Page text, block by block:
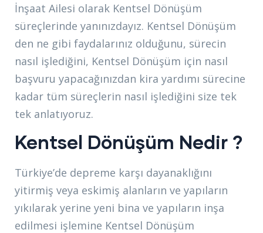
İnşaat Ailesi olarak Kentsel Dönüşüm
süreçlerinde yanınızdayız. Kentsel Dönüşüm
den ne gibi faydalarınız olduğunu, sürecin
nasıl işlediğini, Kentsel Dönüşüm için nasıl
başvuru yapacağınızdan kira yardımı sürecine
kadar tüm süreçlerin nasıl işlediğini size tek
tek anlatıyoruz.
Kentsel Dönüşüm Nedir ?
Türkiye’de depreme karşı dayanaklığını
yitirmiş veya eskimiş alanların ve yapıların
yıkılarak yerine yeni bina ve yapıların inşa
edilmesi işlemine Kentsel Dönüşüm